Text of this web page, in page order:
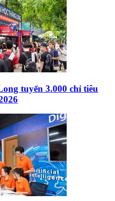
tuyển 3.000 chỉ tiêu